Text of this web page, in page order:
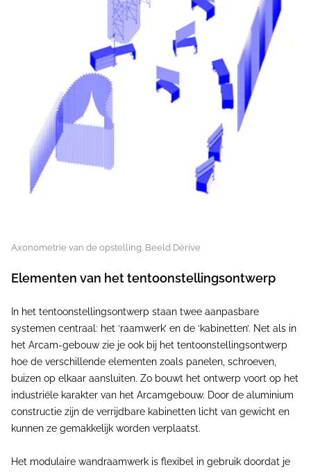
Axonometrie van de opstelling. Beeld Dérive
Elementen van het tentoonstellingsontwerp
In het tentoonstellingsontwerp staan twee aanpasbare
systemen centraal: het ‘raamwerk’ en de ‘kabinetten’. Net als in
het Arcam-gebouw zie je ook bij het tentoonstellingsontwerp
hoe de verschillende elementen zoals panelen, schroeven,
buizen op elkaar aansluiten. Zo bouwt het ontwerp voort op het
industriële karakter van het Arcamgebouw. Door de aluminium
constructie zijn de verrijdbare kabinetten licht van gewicht en
kunnen ze gemakkelijk worden verplaatst.
Het modulaire wandraamwerk is flexibel in gebruik doordat je